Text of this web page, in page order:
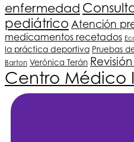
enfermedad
pediátrico Atención
medicamentos recetados
la práctica deportiva Pruebas
Barton Verónica Terán
Centro Médico